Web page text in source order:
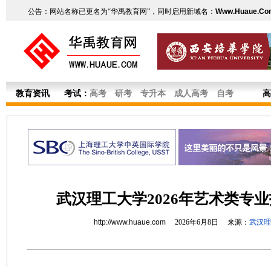
公告：网站名称已更名为“华禹教育网”，同时启用新域名：
教育资讯 考试： 高考 研考 专升本 成人高考 自考
武汉理工大学2026年艺术类专
http://www.huaue.com2026年6月8日 来源： 武汉